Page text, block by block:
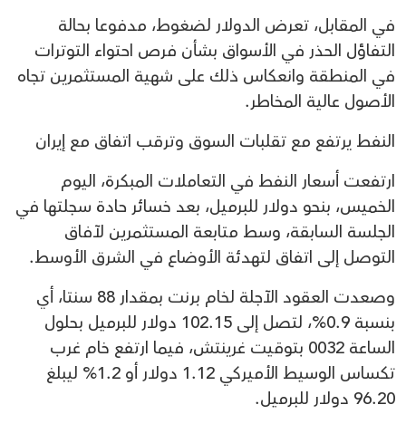
في المقابل، تعرض الدولار لضغوط، مدفوعا بحالة
التفاؤل الحذر في الأسواق بشأن فرص احتواء التوترات
في المنطقة وانعكاس ذلك على شهية المستثمرين تجاه
الأصول عالية المخاطر.
النفط يرتفع مع تقلبات السوق وترقب اتفاق مع إيران
ارتفعت أسعار النفط في التعاملات المبكرة، اليوم
الخميس، بنحو دولار للبرميل، بعد خسائر حادة سجلتها في
الجلسة السابقة، وسط متابعة المستثمرين لآفاق
التوصل إلى اتفاق لتهدئة الأوضاع في الشرق الأوسط.
وصعدت العقود الآجلة لخام برنت بمقدار 88 سنتا، أي
بنسبة 0.9%، لتصل إلى 102.15 دولار للبرميل بحلول
الساعة 0032 بتوقيت غرينتش، فيما ارتفع خام غرب
تكساس الوسيط الأميركي 1.12 دولار أو 1.2% ليبلغ
96.20 دولار للبرميل.